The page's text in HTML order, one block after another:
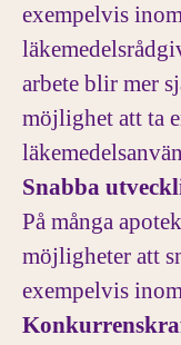
exempelvis
arbete blir mer
möjlighet att ta
Snabba
På många
möjligheter att
exempelvis